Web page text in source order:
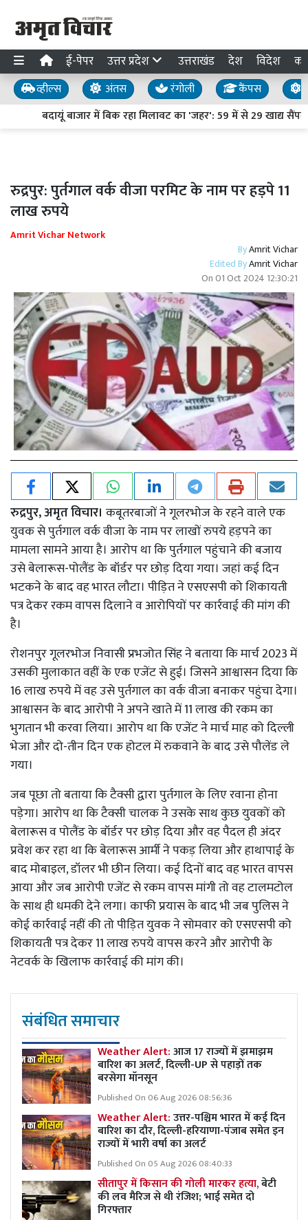
ई-पेपर उत्तर प्रदेश उत्तराखंड देश विदेश
व्हील्स अंतस रंगोली कैंपस
बदायूं बाजार में बिक रहा मिलावट का 'जहर': 59 में से 29 खाद्य
रुद्रपुर: पुर्तगाल वर्क वीजा परमिट के नाम पर हड़पे 11
लाख रुपये
Amrit Vichar Network
ByAmrit Vichar
Edited ByAmrit Vichar
On01 Oct 2024 12:30:21
रुद्रपुर, अमृत विचार। कबूतरबाजों ने गूलरभोज के रहने वाले एक
युवक से पुर्तगाल वर्क वीजा के नाम पर लाखों रुपये हड़पने का
मामला सामने आया है। आरोप था कि पुर्तगाल पहुंचाने की बजाय
उसे बेलारूस-पोलैंड के बॉर्डर पर छोड़ दिया गया। जहां कई दिन
भटकने के बाद वह भारत लौटा। पीड़ित ने एसएसपी को शिकायती
पत्र देकर रकम वापस दिलाने व आरोपियों पर कार्रवाई की मांग की
है।
रोशनपुर गूलरभोज निवासी प्रभजोत सिंह ने बताया कि मार्च 2023 में
उसकी मुलाकात वहीं के एक एजेंट से हुई। जिसने आश्वासन दिया कि
16 लाख रुपये में वह उसे पुर्तगाल का वर्क वीजा बनाकर पहुंचा देगा।
आश्वासन के बाद आरोपी ने अपने खाते में 11 लाख की रकम का
भुगतान भी करवा लिया। आरोप था कि एजेंट ने मार्च माह को दिल्ली
भेजा और दो-तीन दिन एक होटल में रुकवाने के बाद उसे पौलेंड ले
गया।
जब पूछा तो बताया कि टैक्सी द्वारा पुर्तगाल के लिए रवाना होना
पड़ेगा। आरोप था कि टैक्सी चालक ने उसके साथ कुछ युवकों को
बेलारूस व पोलैंड के बॉर्डर पर छोड़ दिया और वह पैदल ही अंदर
प्रवेश कर रहा था कि बेलारूस आर्मी ने पकड़ लिया और हाथापाई के
बाद मोबाइल, डॉलर भी छीन लिया। कई दिनों बाद वह भारत वापस
आया और जब आरोपी एजेंट से रकम वापस मांगी तो वह टालमटोल
के साथ ही धमकी देने लगा। काफी प्रयास के बाद भी जब पुलिस ने
कोई कार्रवाई नहीं की तो पीड़ित युवक ने सोमवार को एसएसपी को
शिकायती पत्र देकर 11 लाख रुपये वापस करने और आरोपी के
नेटवर्क के खिलाफ कार्रवाई की मांग की।
संबंधित समाचार
Weather Alert:आज 17 राज्यों में झमाझम
बारिश का अलर्ट, दिल्ली-UP से पहाड़ों तक
बरसेगा मॉनसून
Published On 06 Aug 2026 08:56:36
Weather Alert:उत्तर-पश्चिम भारत में कई दिन
बारिश का दौर, दिल्ली-हरियाणा-पंजाब समेत इन
राज्यों में भारी वर्षा का अलर्ट
Published On 05 Aug 2026 08:40:33
सीतापुर में किसान की गोली मारकर हत्या,बेटी
की लव मैरिज से थी रंजिश; भाई समेत दो
गिरफ्तार